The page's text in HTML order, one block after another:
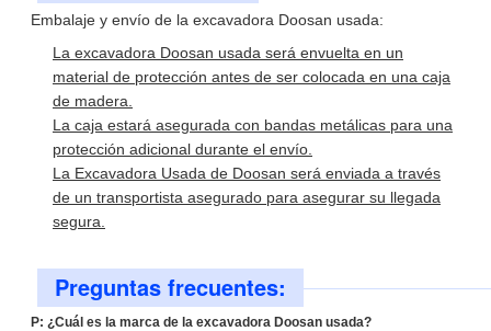
Embalaje y envío de la excavadora Doosan usada:
La excavadora Doosan usada será envuelta en un
material de protección antes de ser colocada en una caja
de madera.
La caja estará asegurada con bandas metálicas para una
protección adicional durante el envío.
La Excavadora Usada de Doosan será enviada a través
de un transportista asegurado para asegurar su llegada
segura.
Preguntas frecuentes:
P: ¿Cuál es la marca de la excavadora Doosan usada?